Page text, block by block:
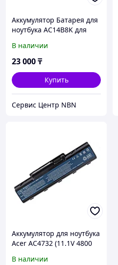
Аккумулятор Батарея для
ноутбука AC14B8K для
771G / ES1-711 /15.2v
3220mAh ORIGINAL
В наличии
23 000₸
Купить
Сервис Центр NBN
Аккумулятор для ноутбука
Acer AC4732 (11.1V 4800
В наличии